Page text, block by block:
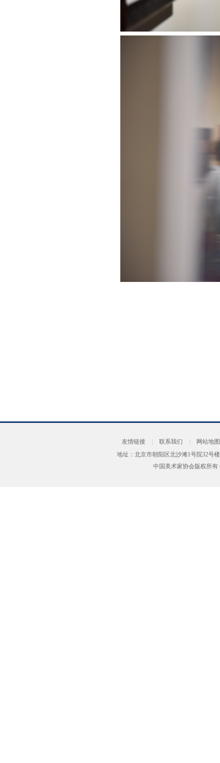
友情链接 联系我们
网站地图
地址：北京市朝阳区北沙滩1号院32号
中国美术家协会版权所有